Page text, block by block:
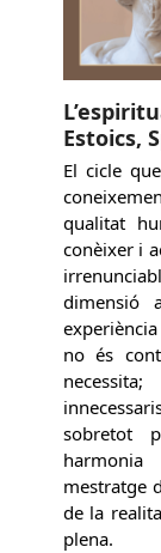
Estoics,
El cicle
qualitat
conèixer i
dimensió
no és
sobretot
mestratge
de la
plena.